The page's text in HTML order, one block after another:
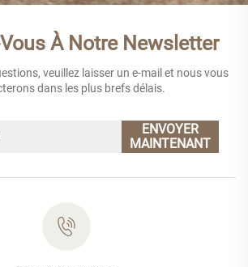
À Notre Newsletter
veuillez laisser un e-mail et nous vous
dans les plus brefs délais.
ENVOYER
MAINTENANT